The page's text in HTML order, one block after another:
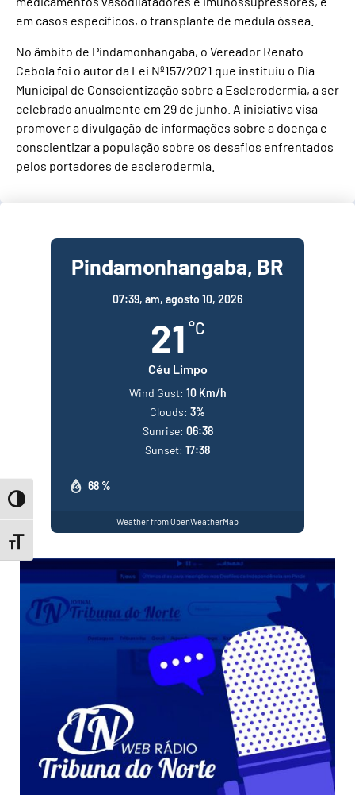
Toggle High Contrast
Toggle Font size
em casos específicos, o transplante de medula óssea.
No âmbito de Pindamonhangaba, o Vereador Renato
Cebola foi o autor da Lei Nº157/2021 que instituiu o Dia
Municipal de Conscientização sobre a Esclerodermia, a ser
celebrado anualmente em 29 de junho. A iniciativa visa
promover a divulgação de informações sobre a doença e
conscientizar a população sobre os desafios enfrentados
pelos portadores de esclerodermia.
Pindamonhangaba, BR
07:39, am, agosto 10, 2026
21 °C
Céu Limpo
68 %
Wind Gust: 10 Km/h
Clouds: 3%
Sunrise: 06:38
Sunset: 17:38
Weather from OpenWeatherMap